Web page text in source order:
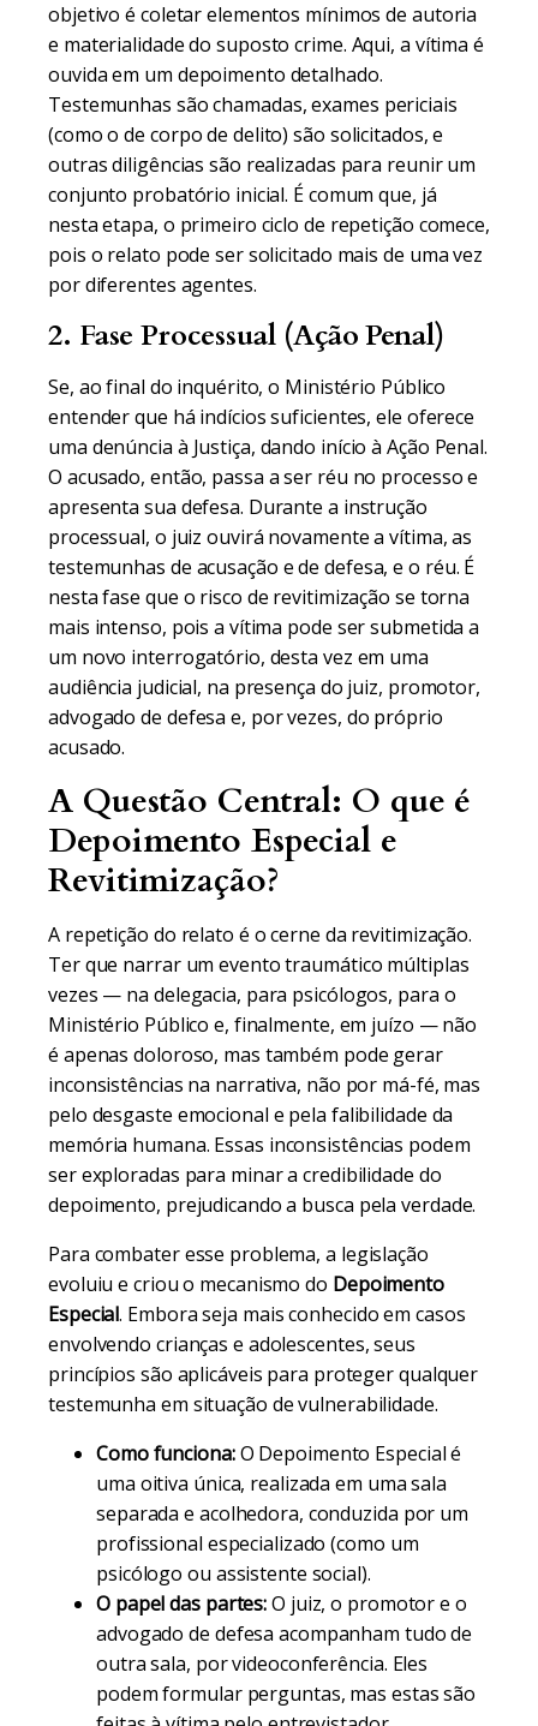
objetivo é coletar elementos mínimos de autoria
e materialidade do suposto crime. Aqui, a vítima é
ouvida em um depoimento detalhado.
Testemunhas são chamadas, exames periciais
(como o de corpo de delito) são solicitados, e
outras diligências são realizadas para reunir um
conjunto probatório inicial. É comum que, já
nesta etapa, o primeiro ciclo de repetição comece,
pois o relato pode ser solicitado mais de uma vez
por diferentes agentes.
2. Fase Processual (Ação Penal)
Se, ao final do inquérito, o Ministério Público
entender que há indícios suficientes, ele oferece
uma denúncia à Justiça, dando início à Ação Penal.
O acusado, então, passa a ser réu no processo e
apresenta sua defesa. Durante a instrução
processual, o juiz ouvirá novamente a vítima, as
testemunhas de acusação e de defesa, e o réu. É
nesta fase que o risco de revitimização se torna
mais intenso, pois a vítima pode ser submetida a
um novo interrogatório, desta vez em uma
audiência judicial, na presença do juiz, promotor,
advogado de defesa e, por vezes, do próprio
acusado.
A Questão Central: O que é
Depoimento Especial e
Revitimização?
A repetição do relato é o cerne da revitimização.
Ter que narrar um evento traumático múltiplas
vezes — na delegacia, para psicólogos, para o
Ministério Público e, finalmente, em juízo — não
é apenas doloroso, mas também pode gerar
inconsistências na narrativa, não por má-fé, mas
pelo desgaste emocional e pela falibilidade da
memória humana. Essas inconsistências podem
ser exploradas para minar a credibilidade do
depoimento, prejudicando a busca pela verdade.
Para combater esse problema, a legislação
evoluiu e criou o mecanismo do Depoimento
Especial. Embora seja mais conhecido em casos
envolvendo crianças e adolescentes, seus
princípios são aplicáveis para proteger qualquer
testemunha em situação de vulnerabilidade.
Como funciona:O Depoimento Especial é
uma oitiva única, realizada em uma sala
separada e acolhedora, conduzida por um
profissional especializado (como um
psicólogo ou assistente social).
O papel das partes:O juiz, o promotor e o
advogado de defesa acompanham tudo de
outra sala, por videoconferência. Eles
podem formular perguntas, mas estas são